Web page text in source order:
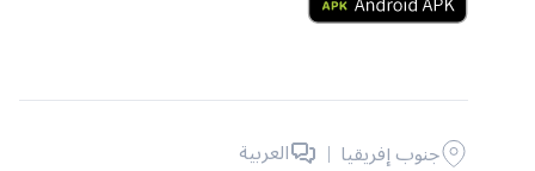
جنوب إفريقيا العربية